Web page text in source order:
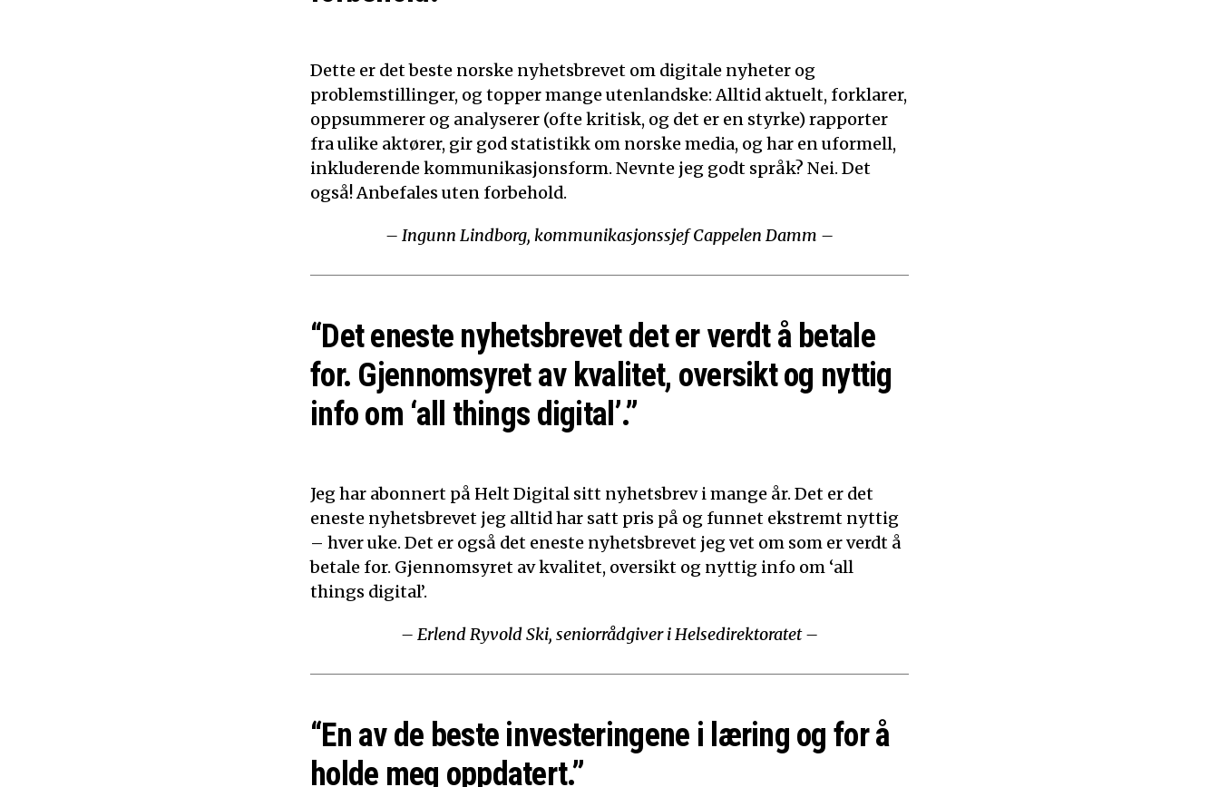
Dette er det beste norske nyhetsbrevet om digitale nyheter og
problemstillinger, og topper mange utenlandske: Alltid aktuelt, forklarer,
oppsummerer og analyserer (ofte kritisk, og det er en styrke) rapporter
fra ulike aktører, gir god statistikk om norske media, og har en uformell,
inkluderende kommunikasjonsform. Nevnte jeg godt språk? Nei. Det
også! Anbefales uten forbehold.
– Ingunn Lindborg, kommunikasjonssjef Cappelen Damm –
“Det eneste nyhetsbrevet det er verdt å betale
for. Gjennomsyret av kvalitet, oversikt og nyttig
info om ‘all things digital’.”
Jeg har abonnert på Helt Digital sitt nyhetsbrev i mange år. Det er det
eneste nyhetsbrevet jeg alltid har satt pris på og funnet ekstremt nyttig
– hver uke. Det er også det eneste nyhetsbrevet jeg vet om som er verdt å
betale for. Gjennomsyret av kvalitet, oversikt og nyttig info om ‘all
things digital’.
– Erlend Ryvold Ski, seniorrådgiver i Helsedirektoratet –
“En av de beste investeringene i læring og for å
holde meg oppdatert.”